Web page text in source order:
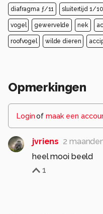
diafragma ƒ/11 sluitertijd 1/
vogel gewervelde nek
roofvogel wilde dieren
Opmerkingen
Loginof maak een
jvriens 2
heel mooi beeld
1